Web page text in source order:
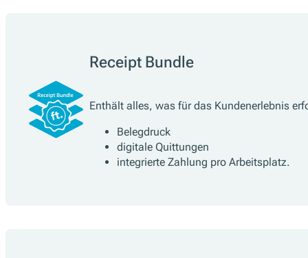
Receipt Bundle
Enthält alles, was für das Kundenerlebnis
Belegdruck
digitale Quittungen
integrierte Zahlung pro Arbeitsplatz.